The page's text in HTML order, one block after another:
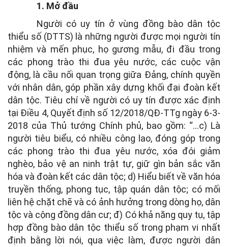
1. Mở đầu
Người có uy tín ở vùng đồng bào dân tộc
thiểu số (DTTS) là những người được mọi người tín
nhiệm và mến phục, họ gương mẫu, đi đầu trong
các phong trào thi đua yêu nước, các cuộc vận
động, là cầu nối quan trọng giữa Đảng, chính quyền
với nhân dân, góp phần xây dựng khối đại đoàn kết
dân tộc. Tiêu chí về người có uy tín được xác định
tại Điều 4, Quyết định số 12/2018/QĐ-TTg ngày 6-3-
2018 của Thủ tướng Chính phủ, bao gồm: “…c) Là
người tiêu biểu, có nhiều công lao, đóng góp trong
các phong trào thi đua yêu nước, xóa đói giảm
nghèo, bảo vệ an ninh trật tự, giữ gìn bản sắc văn
hóa và đoàn kết các dân tộc; d) Hiểu biết về văn hóa
truyền thống, phong tục, tập quán dân tộc; có mối
liên hệ chặt chẽ và có ảnh hưởng trong dòng họ, dân
tộc và cộng đồng dân cư; đ) Có khả năng quy tụ, tập
hợp đồng bào dân tộc thiểu số trong phạm vi nhất
định bằng lời nói, qua việc làm, được người dân